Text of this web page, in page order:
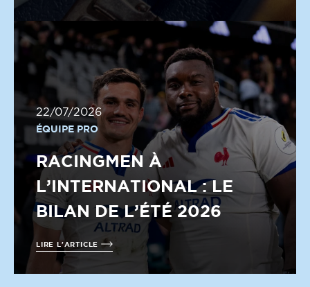
22/07/2026
ÉQUIPE PRO
RACINGMEN À
L’INTERNATIONAL : LE
BILAN DE L’ÉTÉ 2026
LIRE L'ARTICLE